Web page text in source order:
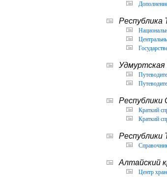
Республика
Удмуртская
Республики
Краткий
Краткий
Республики
Алтайский
Центр